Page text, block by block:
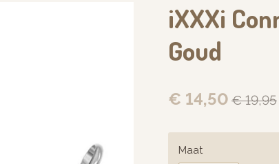
iXXXi
Goud
€ 14,50 € 19,95
Maat